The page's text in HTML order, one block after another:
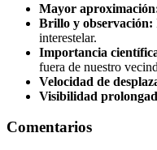
Mayor
Brillo y observación:
interestelar.
Importancia
fuera de nuestro
Velocidad de
Visibilidad
Comentarios